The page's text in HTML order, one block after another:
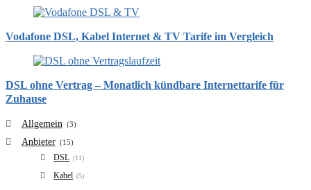
Vodafone DSL, Kabel Internet & TV Tarife im Vergleich
DSL ohne Vertrag – Monatlich kündbare Internettarife für
Zuhause
Allgemein (3)
Anbieter (15)
DSL (11)
Kabel (5)